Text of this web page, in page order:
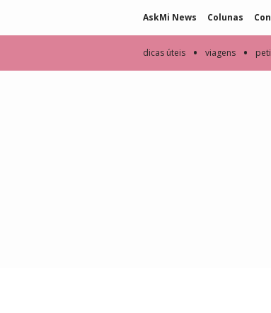
AskMi News Colunas
dicas úteis • viagens •